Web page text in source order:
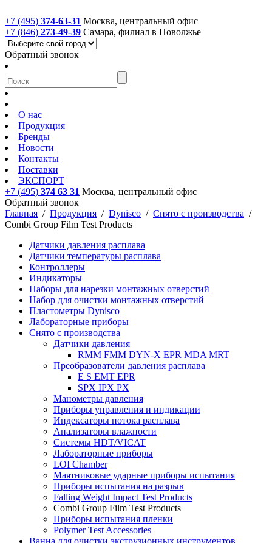
+7 (495) 374-63-31 Москва, центральный офис
+7 (846) 273-49-39 Самара, филиал в Поволжье
Обратный звонок
О нас
Продукция
Бренды
Новости
Контакты
Поставки
ЭКСПОРТ
+7 (495) 374 63 31 Москва, центральный офис
Обратный звонок
Главная / Продукция / Dynisco / Снято с производства /
Combi Group Film Test Products
Датчики давления расплава
Датчики температуры расплава
Контроллеры
Индикаторы
Наборы для нарезки монтажных отверстий
Набор для очистки монтажных отверстий
Пластометры Dynisco
Лабораторные приборы
Снято с производства
Датчики давления
RMM FMM DYN-X EPR MDA MRT
Преобразователи давления расплава
E S EMT EPR
SPX IPX PX
Манометры давления
Приборы управления и индикации
Индексаторы потока расплава
Анализаторы влажности
Системы HDT/VICAT
Лабораторные приборы
LOI Chamber
Маятниковые ударные приборы испытания
Приборы испытания на разрыв
Falling Weight Impact Test Products
Combi Group Film Test Products
Приборы испытания пленки
Polymer Test Accessories
Ванна для очистки экструзионных инструментов